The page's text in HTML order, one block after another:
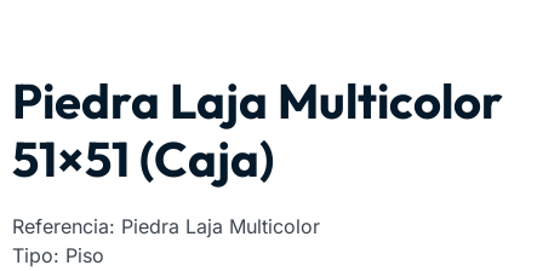
Piedra Laja Multicolor
51×51 (Caja)
Referencia: Piedra Laja Multicolor
Tipo: Piso